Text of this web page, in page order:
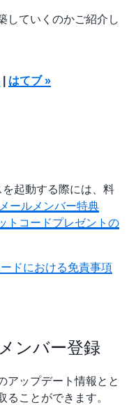
していくのかご紹介し
はてブ »
起動する際には、料
ールメンバー特典
トコードプレゼントの
ドにおける免責事項
ンバー登録
アップデート情報とと
ることができます。